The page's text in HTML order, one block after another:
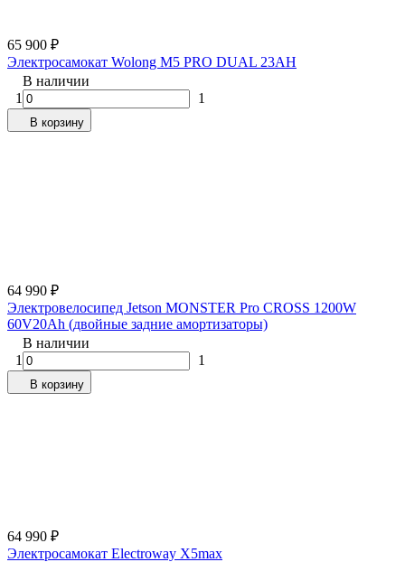
65 900 ₽
Электросамокат Wolong M5 PRO DUAL 23AH
В наличии
1
1
В корзину
64 990 ₽
Электровелосипед Jetson MONSTER Pro CROSS 1200W
60V20Ah (двойные задние амортизаторы)
В наличии
1
1
В корзину
64 990 ₽
Электросамокат Electroway X5max